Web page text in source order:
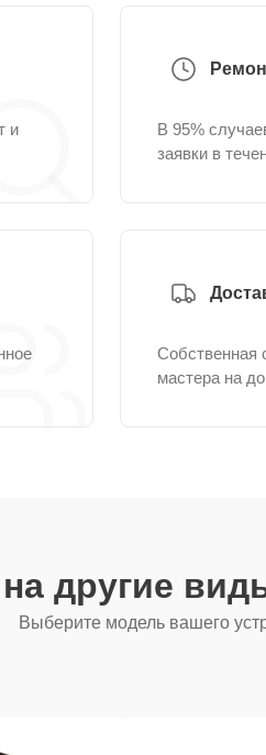
и
В 95%
заявки в
Собственная
мастера на
другие
Выберите модель вашего